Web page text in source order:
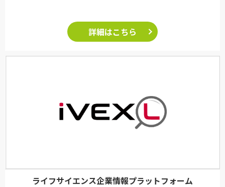
詳細はこちら
ライフサイエンス企業情報プラットフォーム